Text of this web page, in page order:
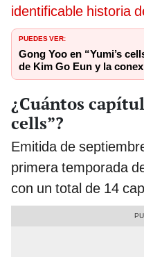
identificable historia
PUEDES VER:
Gong Yoo en “Yumi’s
de Kim Go Eun y la
¿Cuántos
cells”?
Emitida de
primera temporada
con un total de 14